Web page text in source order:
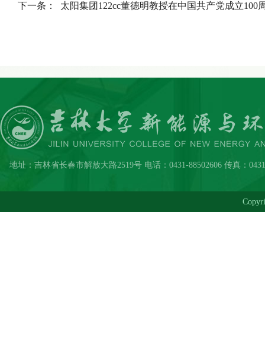
下一条： 太阳集团122cc董德明教授在中国共产党成立
地址：吉林省长春市解放大路2519号 电话：0431-88502606 传真：